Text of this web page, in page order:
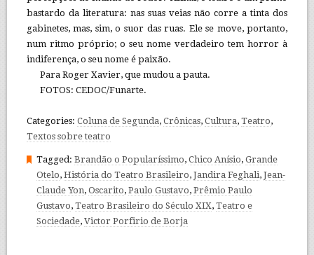
bastardo da literatura: nas suas veias não corre a tinta dos
gabinetes, mas, sim, o suor das ruas. Ele se move, portanto,
num ritmo próprio; o seu nome verdadeiro tem horror à
indiferença, o seu nome é paixão.
Para Roger Xavier, que mudou a pauta.
FOTOS: CEDOC/Funarte.
Categories: Coluna de Segunda, Crônicas, Cultura, Teatro,
Textos sobre teatro
Tagged: Brandão o Popularíssimo, Chico Anísio, Grande
Otelo, História do Teatro Brasileiro, Jandira Feghali, Jean-
Claude Yon, Oscarito, Paulo Gustavo, Prêmio Paulo
Gustavo, Teatro Brasileiro do Século XIX, Teatro e
Sociedade, Victor Porfirio de Borja